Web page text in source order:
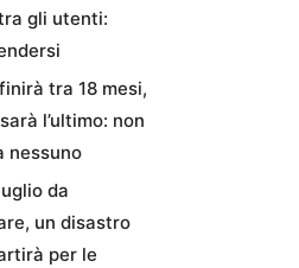
gli utenti:
tra 18 mesi,
l’ultimo: non
nessuno
da
un disastro
per le